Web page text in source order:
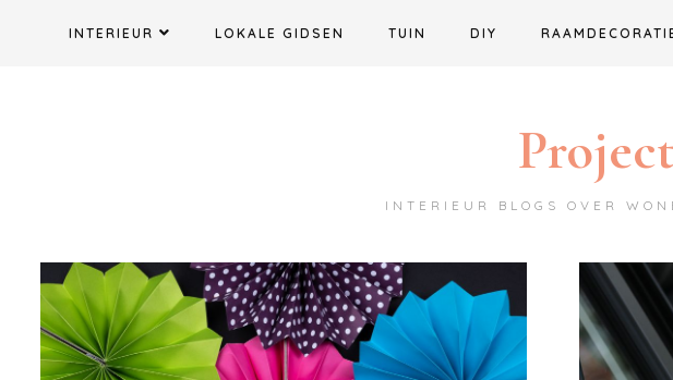
INTERIEUR LOKALE GIDSEN TUIN DIY
INTERIEUR BLOGS OVER